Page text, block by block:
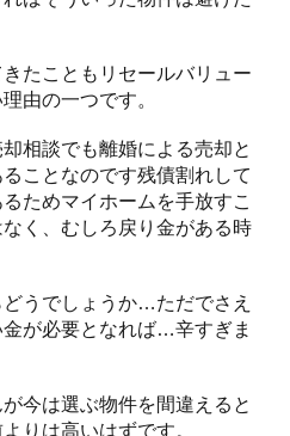
たこともリセールバリュー
由の一つです。
相談でも離婚による売却と
ことなのです残債割れして
ためマイホームを手放すこ
く、むしろ戻り金がある時
うでしょうか…ただでさえ
が必要となれば…辛すぎま
今は選ぶ物件を間違えると
りは高いはずです。